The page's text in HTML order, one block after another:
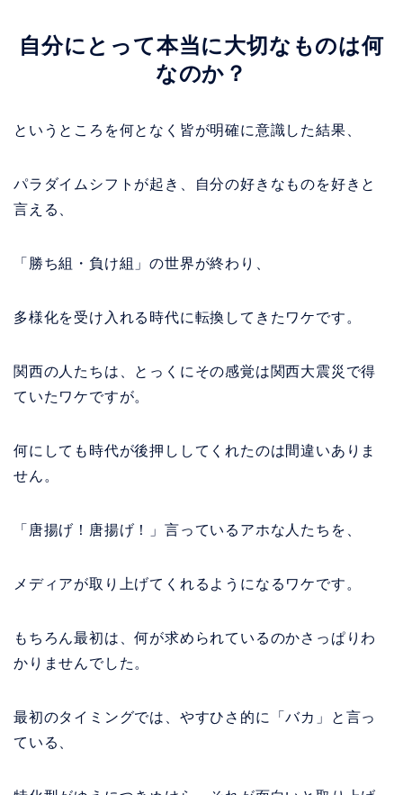
自分にとって本当に大切なものは何
なのか？
というところを何となく皆が明確に意識した結果、
パラダイムシフトが起き、自分の好きなものを好きと
言える、
「勝ち組・負け組」の世界が終わり、
多様化を受け入れる時代に転換してきたワケです。
関西の人たちは、とっくにその感覚は関西大震災で得
ていたワケですが。
何にしても時代が後押ししてくれたのは間違いありま
せん。
「唐揚げ！唐揚げ！」言っているアホな人たちを、
メディアが取り上げてくれるようになるワケです。
もちろん最初は、何が求められているのかさっぱりわ
かりませんでした。
最初のタイミングでは、やすひさ的に「バカ」と言っ
ている、